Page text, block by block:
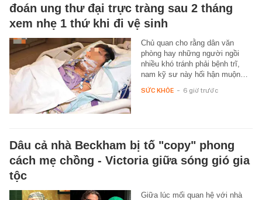
đoán ung thư đại trực tràng sau 2 tháng
xem nhẹ 1 thứ khi đi vệ sinh
Chủ quan cho rằng dân văn
phòng hay những người ngồi
nhiều khó tránh phải bệnh trĩ,
nam kỹ sư này hối hận muộn…
SỨC KHỎE - 6 giờ trước
Dâu cả nhà Beckham bị tố "copy" phong
cách mẹ chồng - Victoria giữa sóng gió gia
tộc
Giữa lúc mối quan hệ với nhà